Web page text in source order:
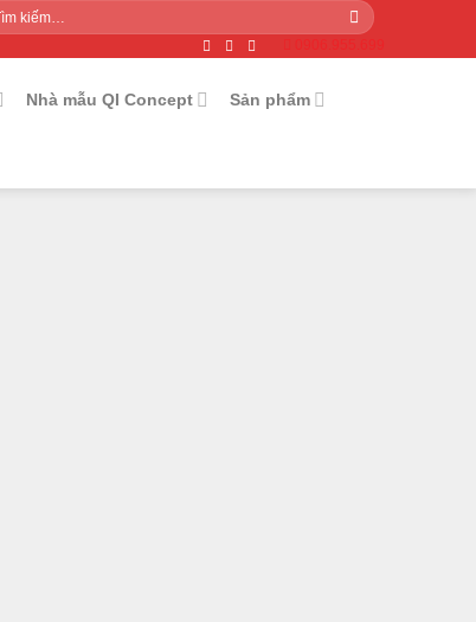
Nhà mẫu QI Concept Sản phẩm